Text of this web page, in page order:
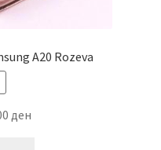
A20 Rozeva
ден